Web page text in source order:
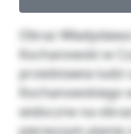
Obraz
Kochanowski w
przedstawia ludzi
Kochanowskiego
widoczne na